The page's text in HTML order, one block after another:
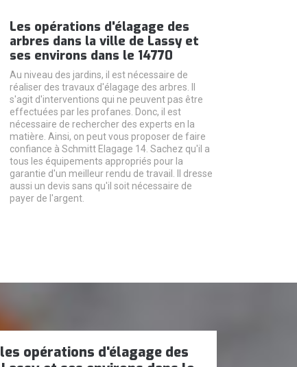
Les opérations d'élagage des
arbres dans la ville de Lassy et
ses environs dans le 14770
Au niveau des jardins, il est nécessaire de
réaliser des travaux d'élagage des arbres. Il
s'agit d'interventions qui ne peuvent pas être
effectuées par les profanes. Donc, il est
nécessaire de rechercher des experts en la
matière. Ainsi, on peut vous proposer de faire
confiance à Schmitt Elagage 14. Sachez qu'il a
tous les équipements appropriés pour la
garantie d'un meilleur rendu de travail. Il dresse
aussi un devis sans qu'il soit nécessaire de
payer de l'argent.
opérations d'élagage des